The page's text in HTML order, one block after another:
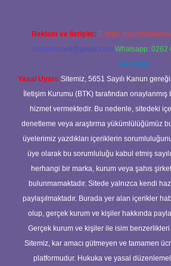
Reklam ve İletişim: E-mail:
forumhizmeti@gmail.com Whatsapp: 0262
@karabul
Yasal Uyarı: Sitemiz, 5651 Sayılı Kanun
İletişim Kurumu (BTK) tarafından onaylanmış
hizmet vermektedir. Bu nedenle, sitedeki
denetleme veya araştırma yükümlülüğümüz
üyelerimiz yazdıkları içeriklerin
üye olarak bu sorumluluğu kabul etmiş
herhangi bir marka, kurum veya şahıs
bulunmamaktadır. Sitede yalnızca kendi
paylaşılmaktadır. Burada yer alan içerikler
olup, gerçek kurum ve kişiler hakkında
Gerçek kurum ve kişiler ile isim
Sitemiz, kar amacı gütmeyen ve tamamen
platformudur. Hukuka ve yasal